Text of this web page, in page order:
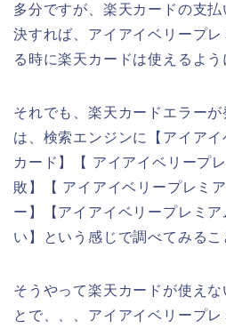
多分ですが、楽天カードの支
決すれば、アイアイベリープ
る時に楽天カードは使えるよう
それでも、楽天カードエラー
は、検索エンジンに【アイア
カード】【 アイアイベリープ
敗】【 アイアイベリープレミ
ー】【アイアイベリープレミ
い】という感じで調べてみるこ
そうやって楽天カードが使え
とで、、、アイアイベリープ